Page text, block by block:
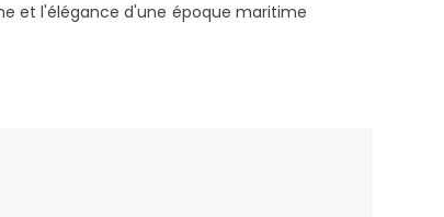
et l'élégance d'une époque maritime